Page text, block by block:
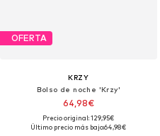
OFERTA
KRZY
Bolso de noche 'Krzy'
64,98€
Precio original: 129,95€
Último precio más bajo:64,98€